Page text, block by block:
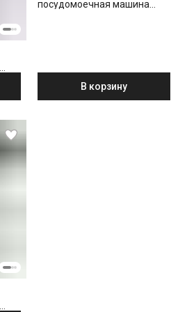
посудомоечная машина
В корзину